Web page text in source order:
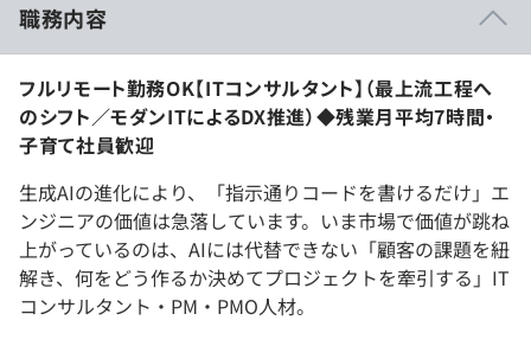
職務内容
フルリモート勤務OK【ITコンサルタント】（最上流工程へ
のシフト／モダンITによるDX推進）◆残業月平均7時間・
子育て社員歓迎
生成AIの進化により、「指示通りコードを書けるだけ」エ
ンジニアの価値は急落しています。いま市場で価値が跳ね
上がっているのは、AIには代替できない「顧客の課題を紐
解き、何をどう作るか決めてプロジェクトを牽引する」IT
コンサルタント・PM・PMO人材。